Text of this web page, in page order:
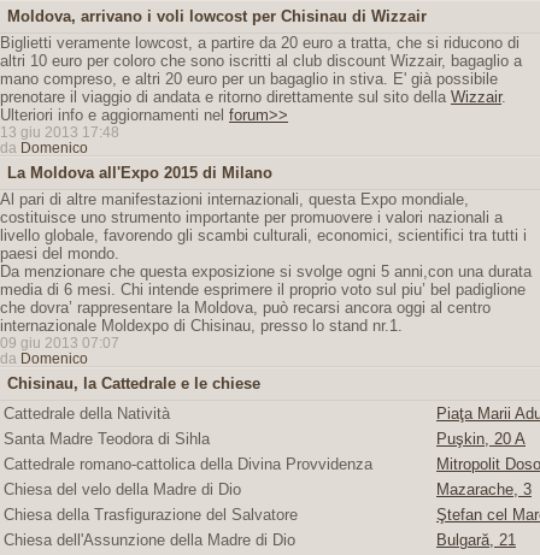
Moldova, arrivano i voli lowcost per Chisinau di Wizzair
Biglietti veramente lowcost, a partire da 20 euro a tratta, che si riducono di
altri 10 euro per coloro che sono iscritti al club discount Wizzair, bagaglio a
mano compreso, e altri 20 euro per un bagaglio in stiva. E' già possibile
prenotare il viaggio di andata e ritorno direttamente sul sito della Wizzair.
Ulteriori info e aggiornamenti nel forum>>
13 giu 2013 17:48
da Domenico
La Moldova all'Expo 2015 di Milano
Al pari di altre manifestazioni internazionali, questa Expo mondiale,
costituisce uno strumento importante per promuovere i valori nazionali a
livello globale, favorendo gli scambi culturali, economici, scientifici tra tutti i
paesi del mondo.
Da menzionare che questa exposizione si svolge ogni 5 anni,con una durata
media di 6 mesi. Chi intende esprimere il proprio voto sul piu’ bel padiglione
che dovra’ rappresentare la Moldova, può recarsi ancora oggi al centro
internazionale Moldexpo di Chisinau, presso lo stand nr.1.
09 giu 2013 07:07
da Domenico
Chisinau, la Cattedrale e le chiese
Cattedrale della Natività
Piaţa Marii
Santa Madre Teodora di Sihla
Puşkin, 20 A
Cattedrale romano-cattolica della Divina Provvidenza
Mitropolit
Chiesa del velo della Madre di Dio
Mazarache, 3
Chiesa della Trasfigurazione del Salvatore
Ştefan cel
Chiesa dell'Assunzione della Madre di Dio
Bulgară, 21